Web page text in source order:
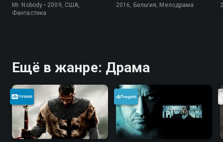
Mr. Nobody • 2009, США,
Фантастика
2016, Бельгия, Мелодрама
Ещё в жанре: Драма